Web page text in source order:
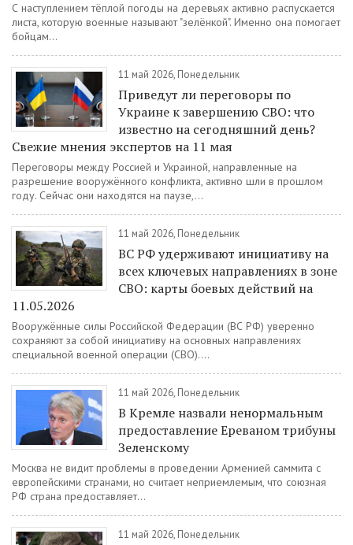
С наступлением тёплой погоды на деревьях активно распускается
листа, которую военные называют "зелёнкой". Именно она помогает
бойцам...
11 май 2026, Понедельник
Приведут ли переговоры по
Украине к завершению СВО: что
известно на сегодняшний день?
Свежие мнения экспертов на 11 мая
Переговоры между Россией и Украиной, направленные на
разрешение вооружённого конфликта, активно шли в прошлом
году. Сейчас они находятся на паузе,...
11 май 2026, Понедельник
ВС РФ удерживают инициативу на
всех ключевых направлениях в зоне
СВО: карты боевых действий на
11.05.2026
Вооружённые силы Российской Федерации (ВС РФ) уверенно
сохраняют за собой инициативу на основных направлениях
специальной военной операции (СВО)....
11 май 2026, Понедельник
В Кремле назвали ненормальным
предоставление Ереваном трибуны
Зеленскому
Москва не видит проблемы в проведении Арменией саммита с
европейскими странами, но считает неприемлемым, что союзная
РФ страна предоставляет...
11 май 2026, Понедельник